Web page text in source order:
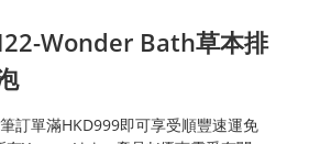
Wonder Bath草本排
訂單滿HKD999即可享受順豐速運免